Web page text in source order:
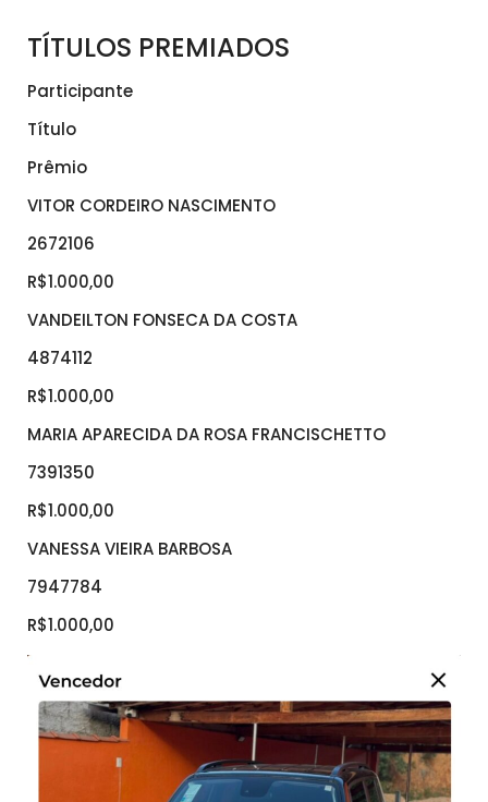
TÍTULOS PREMIADOS
Participante
Título
Prêmio
VITOR CORDEIRO NASCIMENTO
2672106
R$1.000,00
VANDEILTON FONSECA DA COSTA
4874112
R$1.000,00
MARIA APARECIDA DA ROSA FRANCISCHETTO
7391350
R$1.000,00
VANESSA VIEIRA BARBOSA
7947784
R$1.000,00